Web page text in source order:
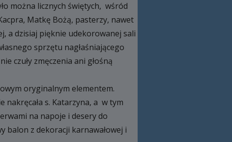
można licznych świętych, wśród
Matkę Bożą, pasterzy, nawet
a dzisiaj pięknie udekorowanej sali
sprzętu nagłaśniającego
czuły zmęczenia ani głośną
oryginalnym elementem.
nakręcała s. Katarzyna, a w tym
na napoje i desery do
balon z dekoracji karnawałowej i